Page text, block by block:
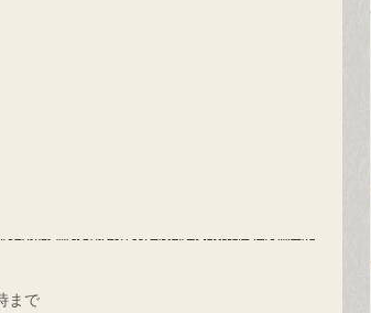
まで